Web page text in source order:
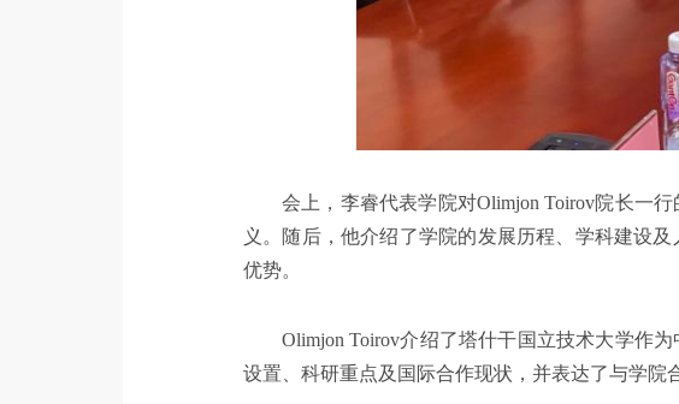
会上，李睿代表学院对Olimjon Toirov院长一
义。随后，他介绍了学院的发展历程、学科建设
优势。
Olimjon Toirov介绍了塔什干国立技术大学作
设置、科研重点及国际合作现状，并表达了与学院